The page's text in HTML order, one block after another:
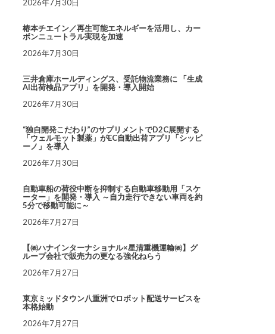
2026年7月30日
椿本チエイン／再生可能エネルギーを活用し、カー
ボンニュートラル実現を加速
2026年7月30日
三井倉庫ホールディングス、受託物流業務に 「生成
AI出荷検品アプリ」を開発・導入開始
2026年7月30日
“独自開発こだわり”のサプリメントでD2C展開する
「ウェルモット製薬」がEC自動出荷アプリ「シッピ
ーノ」を導入
2026年7月30日
自動車船の荷役中断を抑制する自動車移動用「スケ
ーター」を開発・導入 ～自力走行できない車両を約
5分で移動可能に～
2026年7月27日
【㈱ハナインターナショナル×星清重機運輸㈱】グ
ループ会社で販売力の更なる強化ねらう
2026年7月27日
東京ミッドタウン八重洲でロボット配送サービスを
本格始動
2026年7月27日